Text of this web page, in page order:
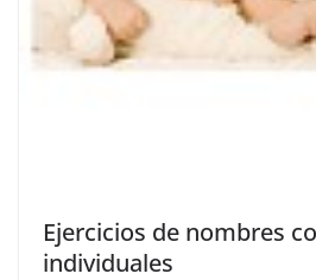
Ejercicios de nombres
individuales